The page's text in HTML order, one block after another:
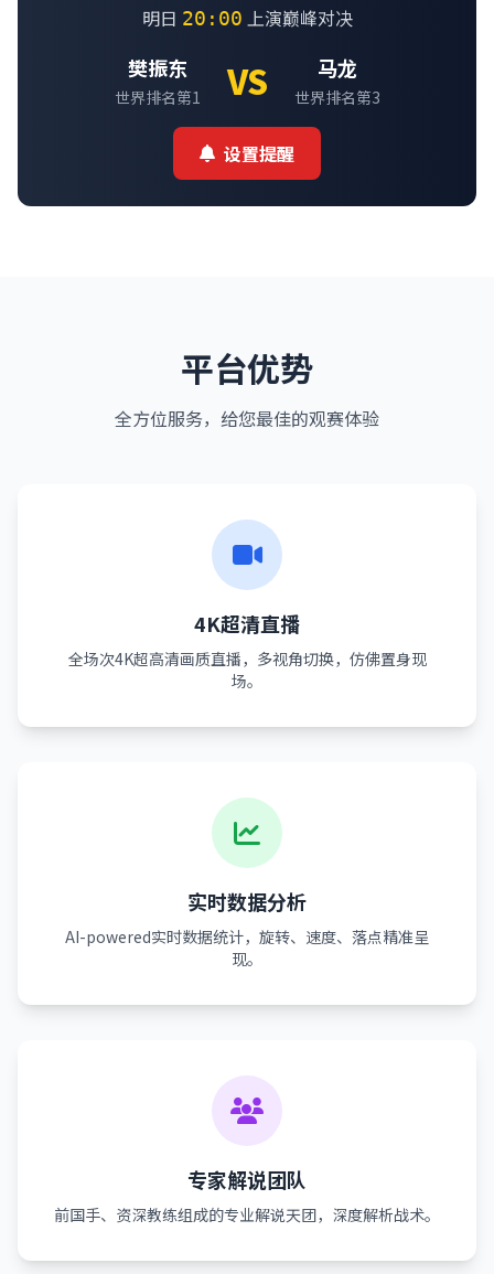
明日 20:00 上演巅峰对决
樊振东
世界排名第1 VS 马龙
世界排名第3
设置提醒
平台优势
全方位服务，给您最佳的观赛体验
4K超清直播
全场次4K超高清画质直播，多视角切换，仿佛置身现
场。
实时数据分析
AI-powered实时数据统计，旋转、速度、落点精准呈
现。
专家解说团队
前国手、资深教练组成的专业解说天团，深度解析战术。